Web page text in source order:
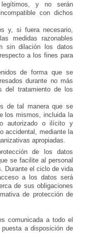
y no serán
con dichos
y, si fuera necesario,
medidas razonables
sin dilación los datos
a los fines para
de forma que se
durante no más
del tratamiento de los
de tal manera que se
los mismos, incluida la
autorizado o ilícito y
accidental, mediante la
apropiadas.
de los datos
se facilite al personal
Durante el ciclo de vida
a los datos será
de sus obligaciones
de protección de
comunicada a todo el
a disposición de